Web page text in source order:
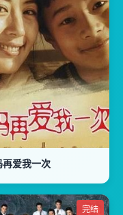
再爱我一次
完结